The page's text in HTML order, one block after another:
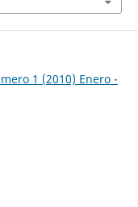
1 (2010) Enero -